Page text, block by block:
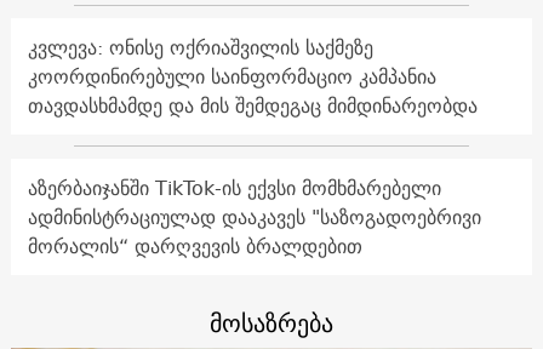
კვლევა: ონისე ოქრიაშვილის საქმეზე
კოორდინირებული საინფორმაციო კამპანია
თავდასხმამდე და მის შემდეგაც მიმდინარეობდა
აზერბაიჯანში TikTok-ის ექვსი მომხმარებელი
ადმინისტრაციულად დააკავეს "საზოგადოებრივი
მორალის“ დარღვევის ბრალდებით
მოსაზრება